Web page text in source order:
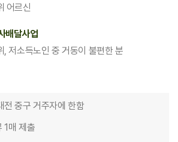
어르신
배달사업
, 저소득노인 중 거동이 불편한 분
전 중구 거주자에 한함
1매 제출